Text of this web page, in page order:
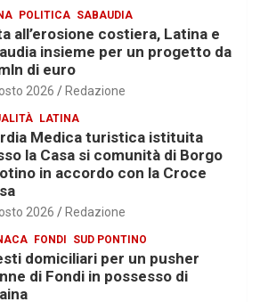
POLITICA SABAUDIA
all’erosione costiera, Latina e
insieme per un progetto da
di euro
2026 Redazione
LATINA
Medica turistica istituita
la Casa si comunità di Borgo
in accordo con la Croce
2026 Redazione
FONDI SUD PONTINO
domiciliari per un pusher
di Fondi in possesso di